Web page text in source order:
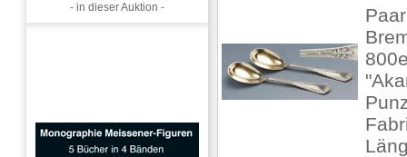
- in dieser Auktion -